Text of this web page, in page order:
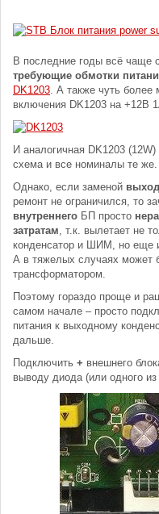
В последние годы всё чаще
требующие обмотки
DK1203 . А также чуть
включения DK1203 на +12В
И аналогичная DK1203
схема и все номиналы те же.
Однако, если заменой
ремонт не ограничился, то
внутреннего БП просто
затратам , т.к. вылетает не
конденсатор и ШИМ, но еще и
А в тяжелых случаях может
трансформатором.
Поэтому гораздо проще и
самом начале – просто
питания к выходному
дальше.
Подключить + внешнего
выводу диода (или одного